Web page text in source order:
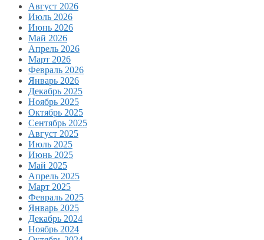
Август 2026
Июль 2026
Июнь 2026
Май 2026
Апрель 2026
Март 2026
Февраль 2026
Январь 2026
Декабрь 2025
Ноябрь 2025
Октябрь 2025
Сентябрь 2025
Август 2025
Июль 2025
Июнь 2025
Май 2025
Апрель 2025
Март 2025
Февраль 2025
Январь 2025
Декабрь 2024
Ноябрь 2024